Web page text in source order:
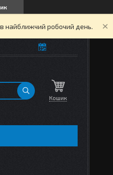
найближчий робочий день.
Кошик